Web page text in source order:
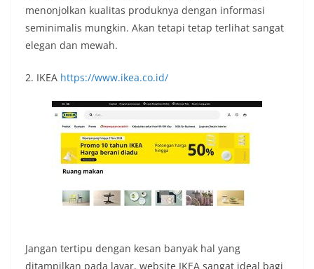
menonjolkan kualitas produknya dengan informasi
seminimalis mungkin. Akan tetapi tetap terlihat sangat
elegan dan mewah.
2. IKEA https://www.ikea.co.id/
Jangan tertipu dengan kesan banyak hal yang
ditampilkan pada layar, website IKEA sangat ideal bagi